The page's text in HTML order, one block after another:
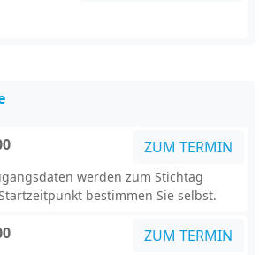
ZUM TERMIN
werden zum Stichtag
bestimmen Sie selbst.
ZUM TERMIN